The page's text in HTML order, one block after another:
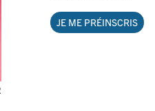
JE ME PRÉINSCRIS